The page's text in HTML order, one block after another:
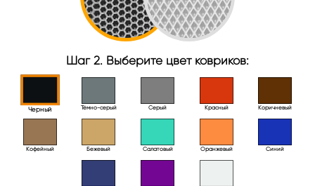
Шаг 2. Выберите цвет ковриков:
Черный Тёмно-серый Серый Красный Коричневый
Кофейный Бежевый Салатовый Оранжевый Синий